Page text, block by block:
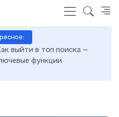
в WordPress и ускорить
инструкция